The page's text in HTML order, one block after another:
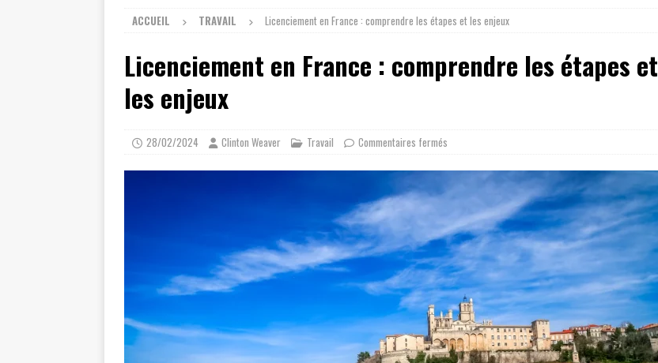
ACCUEIL TRAVAIL Licenciement en France : comprendre les étapes et les enjeux
Licenciement en France : comprendre les étapes et
les enjeux
28/02/2024 Clinton Weaver Travail Commentaires fermés